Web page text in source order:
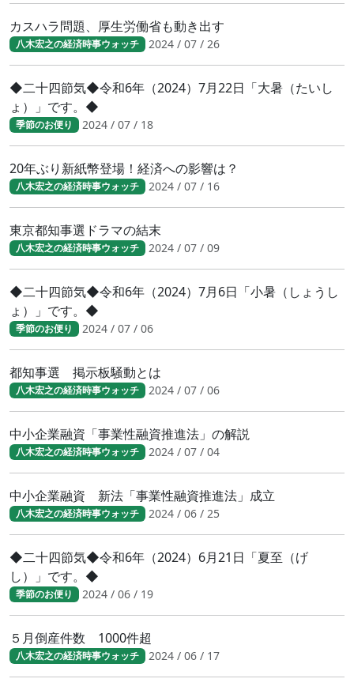
カスハラ問題、厚生労働省も動き出す
八木宏之の経済時事ウォッチ 2024 / 07 / 26
◆二十四節気◆令和6年（2024）7月22日「大暑（たいし
ょ）」です。◆
季節のお便り 2024 / 07 / 18
20年ぶり新紙幣登場！経済への影響は？
八木宏之の経済時事ウォッチ 2024 / 07 / 16
東京都知事選ドラマの結末
八木宏之の経済時事ウォッチ 2024 / 07 / 09
◆二十四節気◆令和6年（2024）7月6日「小暑（しょうし
ょ）」です。◆
季節のお便り 2024 / 07 / 06
都知事選 掲示板騒動とは
八木宏之の経済時事ウォッチ 2024 / 07 / 06
中小企業融資「事業性融資推進法」の解説
八木宏之の経済時事ウォッチ 2024 / 07 / 04
中小企業融資 新法「事業性融資推進法」成立
八木宏之の経済時事ウォッチ 2024 / 06 / 25
◆二十四節気◆令和6年（2024）6月21日「夏至（げ
し）」です。◆
季節のお便り 2024 / 06 / 19
５月倒産件数 1000件超
八木宏之の経済時事ウォッチ 2024 / 06 / 17